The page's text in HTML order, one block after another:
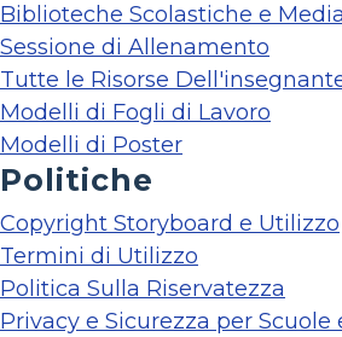
Biblioteche Scolastiche e
Sessione di Allenamento
Tutte le Risorse
Modelli di Fogli di Lavoro
Modelli di Poster
Politiche
Copyright Storyboard e Utilizzo
Termini di Utilizzo
Politica Sulla Riservatezza
Privacy e Sicurezza per Scuole